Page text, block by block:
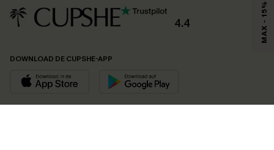
4.4
DOWNLOAD DE CUPSHE-APP
MAX - 15%